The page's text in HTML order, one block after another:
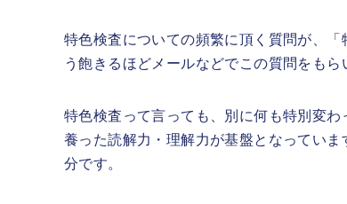
特色検査についての頻繁に頂く質問が、
う飽きるほどメールなどでこの質問をもら
特色検査って言っても、別に何も特別変
養った読解力・理解力が基盤となってい
分です。